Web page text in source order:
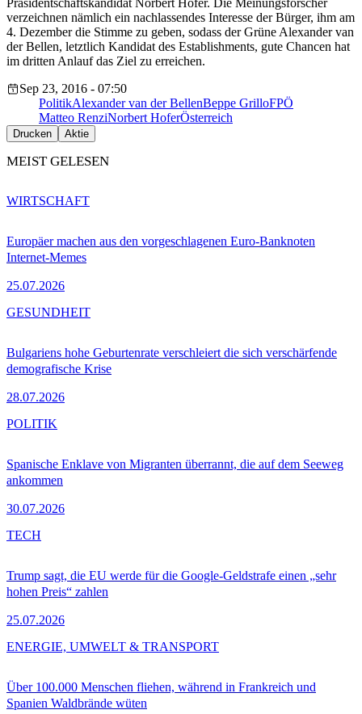
Präsidentschaftskandidat Norbert Hofer. Die Meinungsforscher
verzeichnen nämlich ein nachlassendes Interesse der Bürger, ihm am
4. Dezember die Stimme zu geben, sodass der Grüne Alexander van
der Bellen, letztlich Kandidat des Establishments, gute Chancen hat
im dritten Anlauf das Ziel zu erreichen.
Sep 23, 2016 - 07:50
PolitikAlexander van der BellenBeppe GrilloFPÖ
Matteo RenziNorbert HoferÖsterreich
Drucken Aktie
MEIST GELESEN
Europäer machen aus den vorgeschlagenen Euro-Banknoten
Internet-Memes
25.07.2026
WIRTSCHAFT
Bulgariens hohe Geburtenrate verschleiert die sich verschärfende
demografische Krise
28.07.2026
GESUNDHEIT
Spanische Enklave von Migranten überrannt, die auf dem Seeweg
ankommen
30.07.2026
POLITIK
Trump sagt, die EU werde für die Google-Geldstrafe einen „sehr
hohen Preis“ zahlen
25.07.2026
TECH
Über 100.000 Menschen fliehen, während in Frankreich und
Spanien Waldbrände wüten
ENERGIE, UMWELT & TRANSPORT